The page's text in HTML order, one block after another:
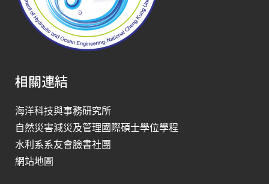
相關連結
海洋科技與事務研究所
自然災害減災及管理國際碩士學位學程
水利系系友會臉書社團
網站地圖